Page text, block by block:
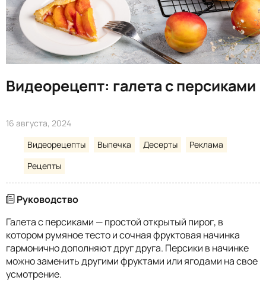
Видеорецепт: галета с персиками
16 августа, 2024
Видеорецепты
Выпечка Десерты
Реклама
Рецепты
Руководство
Галета с персиками — простой открытый пирог, в
котором румяное тесто и сочная фруктовая начинка
гармонично дополняют друг друга. Персики в начинке
можно заменить другими фруктами или ягодами на свое
усмотрение.